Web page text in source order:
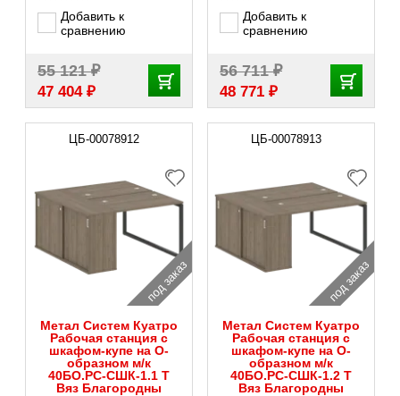
Добавить к
сравнению
55 121₽
47 404 ₽
Добавить к
сравнению
56 711₽
48 771 ₽
ЦБ-00078912
под заказ
Метал Систем Куатро
Рабочая станция с
шкафом-купе на О-
образном м/к
40БО.РС-СШК-1.1 Т
Вяз Благородны
ЦБ-00078913
под заказ
Метал Систем Куатро
Рабочая станция с
шкафом-купе на О-
образном м/к
40БО.РС-СШК-1.2 Т
Вяз Благородны